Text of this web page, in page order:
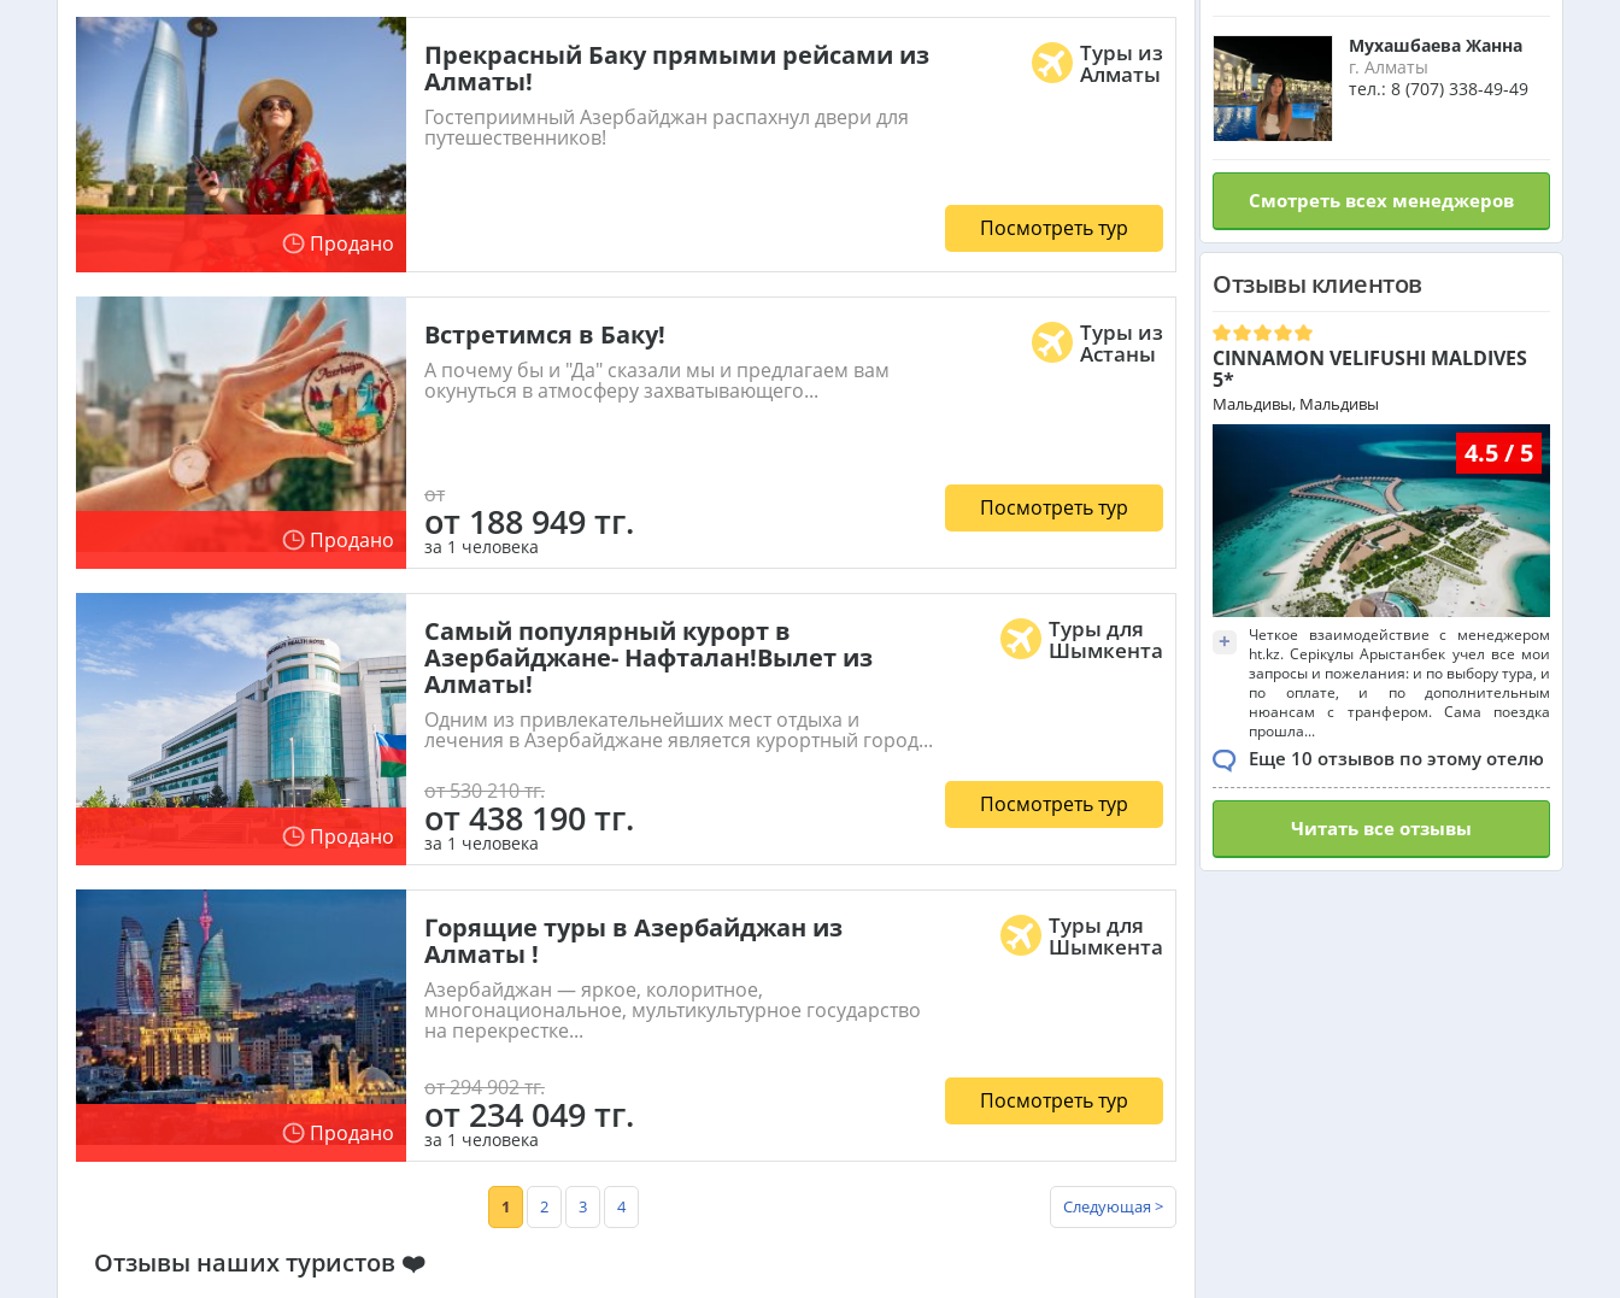
Продано
Прекрасный Баку прямыми рейсами из
Алматы!
Гостеприимный Азербайджан распахнул двери для
путешественников!
Туры из
Алматы
Посмотреть тур
Продано
Встретимся в Баку!
А почему бы и "Да" сказали мы и предлагаем вам
окунуться в атмосферу захватывающего...
Туры из
Астаны
от
от 188 949 тг.
за 1 человека
Посмотреть тур
Продано
Самый популярный курорт в
Азербайджане- Нафталан!Вылет из
Алматы!
Одним из привлекательнейших мест отдыха и
лечения в Азербайджане является курортный город...
Туры для
Шымкента
от 530 210 тг.
от 438 190 тг.
за 1 человека
Посмотреть тур
Продано
Горящие туры в Азербайджан из
Алматы !
Азербайджан — яркое, колоритное,
многонациональное, мультикультурное государство
на перекрестке...
Туры для
Шымкента
от 294 902 тг.
от 234 049 тг.
за 1 человека
Посмотреть тур
1 2 3 4 Следующая >
Отзывы наших туристов ❤️
Мухашбаева Жанна
г. Алматы
тел.: 8 (707) 338-49-49
Смотреть всех менеджеров
Отзывы клиентов
CINNAMON VELIFUSHI MALDIVES
5*
Мальдивы, Мальдивы
4.5 / 5
+
Четкое взаимодействие с менеджером
ht.kz. Серікұлы Арыстанбек учел все мои
запросы и пожелания: и по выбору тура, и
по оплате, и по дополнительным
нюансам с транфером. Сама поездка
прошла...
Еще 10 отзывов по этому отелю
Читать все отзывы